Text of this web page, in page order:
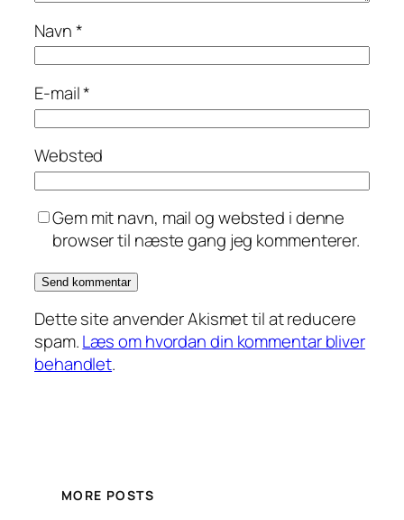
Navn*
E-mail*
Websted
Gem mit navn, mail og websted i denne
browser til næste gang jeg kommenterer.
Dette site anvender Akismet til at reducere
spam.Læs om hvordan din kommentar bliver
behandlet.
MORE POSTS